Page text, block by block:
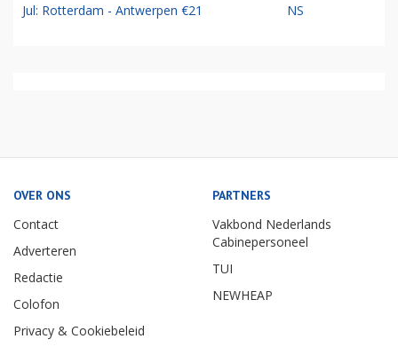
Jul: Rotterdam - Antwerpen €21 NS
OVER ONS
Contact
Adverteren
Redactie
Colofon
Privacy & Cookiebeleid
PARTNERS
Vakbond Nederlands
Cabinepersoneel
TUI
NEWHEAP